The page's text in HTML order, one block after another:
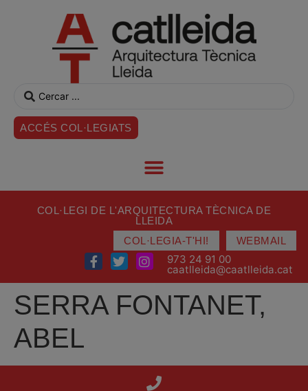
ACCÉS COL·LEGIATS
COL·LEGI DE L'ARQUITECTURA TÈCNICA DE
LLEIDA
COL·LEGIA-T'HI!
WEBMAIL
973 24 91 00
caatlleida@caatlleida.cat
SERRA FONTANET,
ABEL